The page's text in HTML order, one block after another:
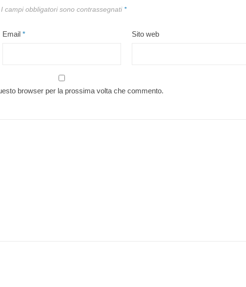
I campi obbligatori sono contrassegnati *
Email * Sito web
browser per la prossima volta che commento.